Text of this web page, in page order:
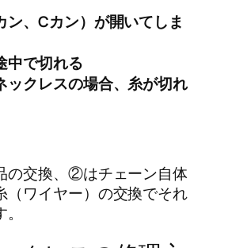
、Cカン）が開いてしま
で切れる
クレスの場合、糸が切れ
の交換、②はチェーン自体
ワイヤー）の交換でそれ